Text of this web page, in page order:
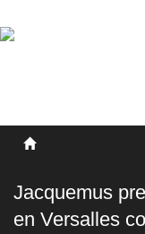
SOBRE NOSOTROS
Jacquemus
en Versalles